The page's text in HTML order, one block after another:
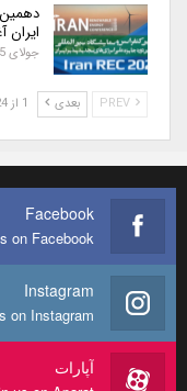
دهمین
ایران
جولای 25, 2026
بعدی 1 از 4,224
Facebook
on Facebook
Instagram
on Instagram
آپارات